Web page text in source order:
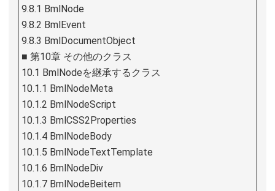
9.8.1 BmlNode
9.8.2 BmlEvent
9.8.3 BmlDocumentObject
■ 第10章 その他のクラス
10.1 BmlNodeを継承するクラス
10.1.1 BmlNodeMeta
10.1.2 BmlNodeScript
10.1.3 BmlCSS2Properties
10.1.4 BmlNodeBody
10.1.5 BmlNodeTextTemplate
10.1.6 BmlNodeDiv
10.1.7 BmlNodeBeitem